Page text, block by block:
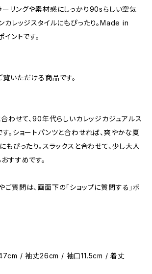
ーリングや素材感にしっかり90sらしい空気
カレッジスタイルにもぴったり。Made in
ントです。
いただける商品です。
わせて、90年代らしいカレッジカジュアルス
。ショートパンツと合わせれば、爽やかな夏
もぴったり。スラックスと合わせて、少し大人
すすめです。
質問は、画面下の「ショップに質問する」ボ
/ 袖丈26cm / 袖口11.5cm / 着丈